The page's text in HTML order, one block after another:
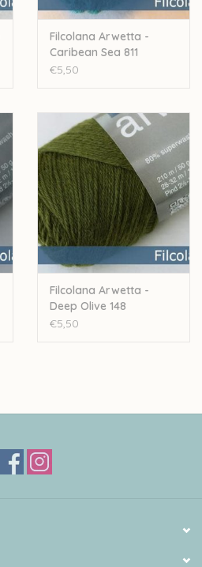
Filcolana Arwetta -
Caribean Sea 811
€5,50
Filcolana Arwetta -
Deep Olive 148
€5,50